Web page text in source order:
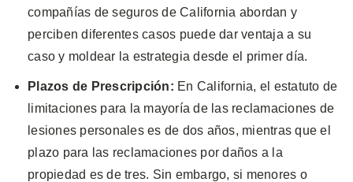
compañías de seguros de California abordan y
perciben diferentes casos puede dar ventaja a su
caso y moldear la estrategia desde el primer día.
Plazos de Prescripción: En California, el estatuto de
limitaciones para la mayoría de las reclamaciones de
lesiones personales es de dos años, mientras que el
plazo para las reclamaciones por daños a la
propiedad es de tres. Sin embargo, si menores o